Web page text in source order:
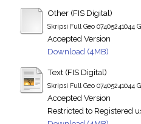
Other (FIS Digital)
Skripsi Full Geo 07405241044
Accepted Version
Download (4MB)
Text (FIS Digital)
Skripsi Full Geo
Accepted Version
Restricted to Registered